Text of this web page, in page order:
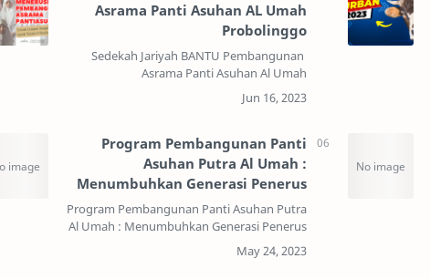
Asrama Panti Asuhan AL Umah
Probolinggo
Sedekah Jariyah BANTU Pembangunan
Asrama Panti Asuhan Al Umah
ProbolinggoPANTI ASUHAN
PROBOLINGGOPanti Asuhan Al Umah Putra
rumah bag…
Program Pembangunan Panti
Asuhan Putra Al Umah :
Menumbuhkan Generasi Penerus
Berkarakter
Program Pembangunan Panti Asuhan Putra
Al Umah : Menumbuhkan Generasi Penerus
Berkarakter : yuk jadikan perbuatan baik
menjadi amal jariyah kita bersama Panti